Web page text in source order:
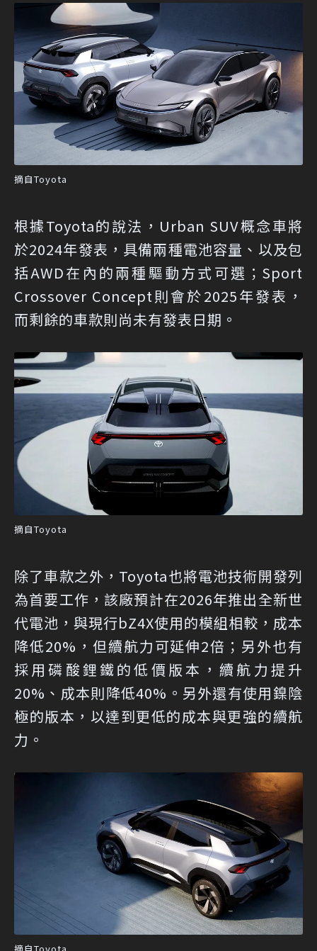
摘自Toyota
根據Toyota的說法，Urban SUV概念車將
於2024年發表，具備兩種電池容量、以及包
括AWD在內的兩種驅動方式可選；Sport
Crossover Concept則會於2025年發表，
而剩餘的車款則尚未有發表日期。
摘自Toyota
除了車款之外，Toyota也將電池技術開發列
為首要工作，該廠預計在2026年推出全新世
代電池，與現行bZ4X使用的模組相較，成本
降低20%，但續航力可延伸2倍；另外也有
採用磷酸鋰鐵的低價版本，續航力提升
20%、成本則降低40%。另外還有使用鎳陰
極的版本，以達到更低的成本與更強的續航
力。